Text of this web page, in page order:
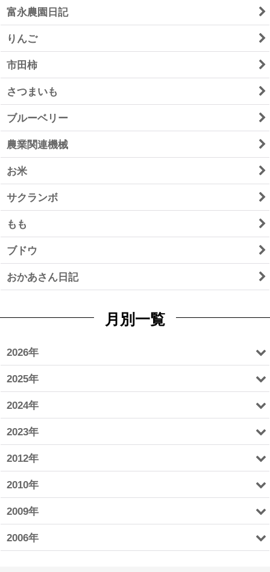
富永農園日記
りんご
市田柿
さつまいも
ブルーベリー
農業関連機械
お米
サクランボ
もも
ブドウ
おかあさん日記
月別一覧
2026年
2025年
2024年
2023年
2012年
2010年
2009年
2006年